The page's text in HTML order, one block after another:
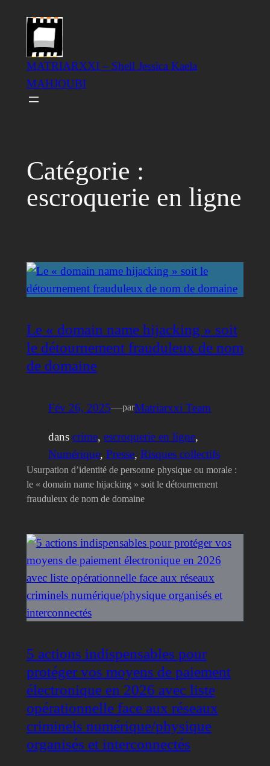
contenu
MATRIARXXI – Shell Jessica Kaela
MAHJOUBI
Catégorie :
escroquerie en ligne
Le « domain name hijacking » soit
le détournement frauduleux de nom
de domaine
Fév 26, 2025—parMatriarxxi Team
dans crime, escroquerie en ligne
Numérique, Presse, Risques collectifs
Usurpation d’identité de personne physique ou morale :
le « domain name hijacking » soit le détournement
frauduleux de nom de domaine
5 actions indispensables pour
protéger vos moyens de paiement
électronique en 2026 avec liste
opérationnelle face aux réseaux
criminels numérique/physique
organisés et interconnectés